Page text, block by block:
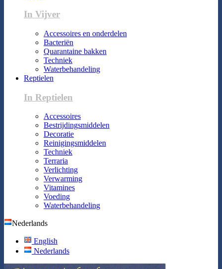
In Vijver
Accessoires en onderdelen
Bacteriën
Quarantaine bakken
Techniek
Waterbehandeling
Reptielen
In Reptielen
Accessoires
Bestrijdingsmiddelen
Decoratie
Reinigingsmiddelen
Techniek
Terraria
Verlichting
Verwarming
Vitamines
Voeding
Waterbehandeling
Nederlands
English
Nederlands